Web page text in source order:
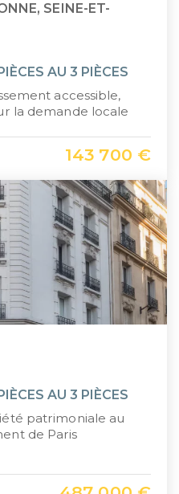
SEINE-ET-
AU 3 PIÈCES
accessible,
la demande locale
143 700 €
AU 3 PIÈCES
patrimoniale au
de Paris